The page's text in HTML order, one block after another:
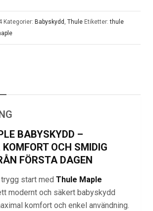
Kategorier: Babyskydd , Thule Etiketter:thule
BABYSKYDD –
KOMFORT OCH SMIDIG
FÖRSTA DAGEN
start med Thule Maple
modernt och säkert babyskydd
komfort och enkel användning.